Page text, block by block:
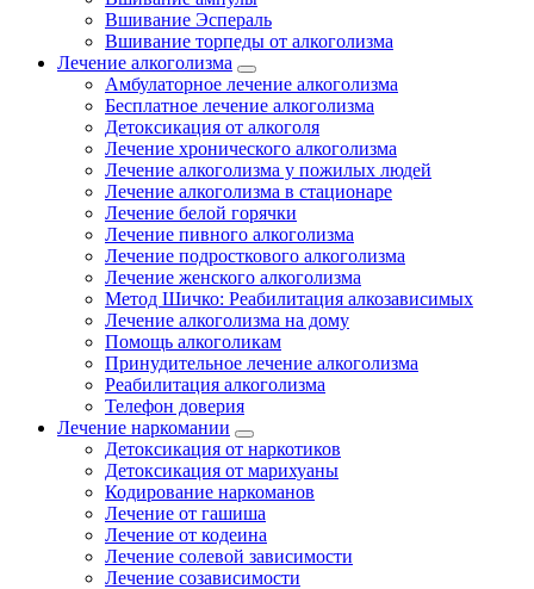
Вшивание Эспераль
Вшивание торпеды от алкоголизма
Лечение алкоголизма
Амбулаторное лечение алкоголизма
Бесплатное лечение алкоголизма
Детоксикация от алкоголя
Лечение хронического алкоголизма
Лечение алкоголизма у пожилых людей
Лечение алкоголизма в стационаре
Лечение белой горячки
Лечение пивного алкоголизма
Лечение подросткового алкоголизма
Лечение женского алкоголизма
Метод Шичко: Реабилитация алкозависимых
Лечение алкоголизма на дому
Помощь алкоголикам
Принудительное лечение алкоголизма
Реабилитация алкоголизма
Телефон доверия
Лечение наркомании
Детоксикация от наркотиков
Детоксикация от марихуаны
Кодирование наркоманов
Лечение от гашиша
Лечение от кодеина
Лечение солевой зависимости
Лечение созависимости